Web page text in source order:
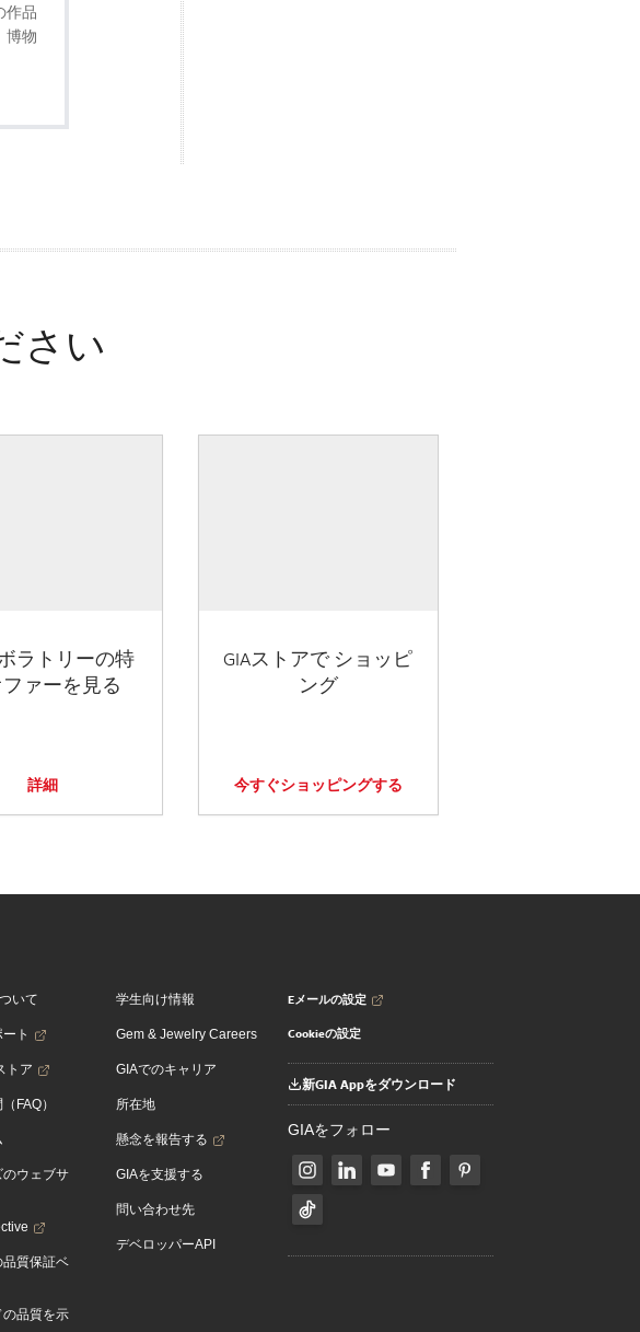
作品
博物
さい
ラトリーの特
ァーを見る
詳細
GIAストアで ショッピ
ング
今すぐショッピングする
いて
ト
トア
FAQ）
のウェブサ
品質保証ベ
の品質を示
学生向け情報
Gem & Jewelry Careers
GIAでのキャリア
所在地
懸念を報告する
GIAを支援する
問い合わせ先
デベロッパーAPI
Eメールの設定
Cookieの設定
新GIA Appをダウンロード
GIAをフォロー